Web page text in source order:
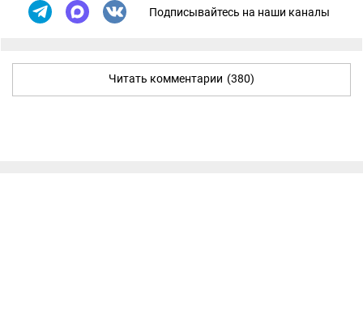
Подписывайтесь на наши каналы
Читать комментарии (380)